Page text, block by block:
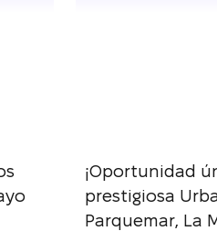
¡Oportunidad
prestigiosa
Parquemar, La